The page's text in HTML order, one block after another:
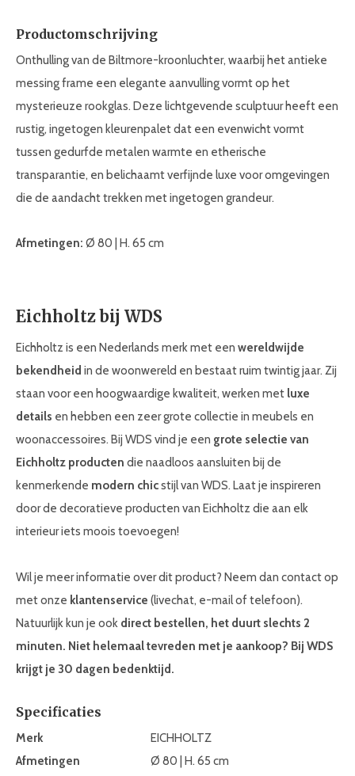
Productomschrijving
Onthulling van de Biltmore-kroonluchter, waarbij het antieke
messing frame een elegante aanvulling vormt op het
mysterieuze rookglas. Deze lichtgevende sculptuur heeft een
rustig, ingetogen kleurenpalet dat een evenwicht vormt
tussen gedurfde metalen warmte en etherische
transparantie, en belichaamt verfijnde luxe voor omgevingen
die de aandacht trekken met ingetogen grandeur.
Afmetingen: Ø 80 | H. 65 cm
Eichholtz bij WDS
Eichholtz is een Nederlands merk met een wereldwijde
bekendheid in de woonwereld en bestaat ruim twintig jaar. Zij
staan voor een hoogwaardige kwaliteit, werken met luxe
details en hebben een zeer grote collectie in meubels en
woonaccessoires. Bij WDS vind je een grote selectie van
Eichholtz producten die naadloos aansluiten bij de
kenmerkende modern chicstijl van WDS. Laat je inspireren
door de decoratieve producten van Eichholtz die aan elk
interieur iets moois toevoegen!
Wil je meer informatie over dit product? Neem dan contact op
met onze klantenservice (livechat, e-mail of telefoon).
Natuurlijk kun je ook direct bestellen, het duurt slechts 2
minuten. Niet helemaal tevreden met je aankoop? Bij WDS
krijgt je 30 dagen bedenktijd.
Specificaties
Merk
EICHHOLTZ
Afmetingen
Ø 80 | H. 65 cm